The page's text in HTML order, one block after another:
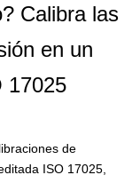
Calibra las
en un
17025
de
ISO 17025,